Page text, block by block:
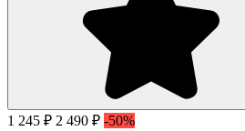
1 245 ₽ 2 490 ₽ -50%